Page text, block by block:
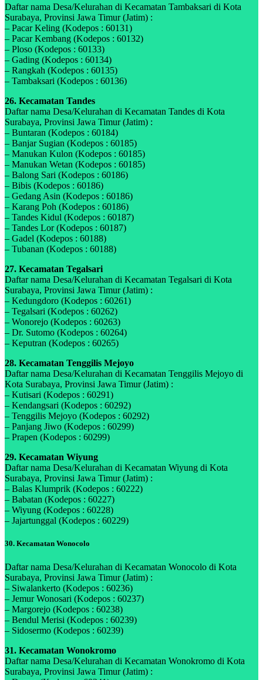
Daftar nama Desa/Kelurahan di Kecamatan Tambaksari di Kota
Surabaya, Provinsi Jawa Timur (Jatim) :
– Pacar Keling (Kodepos : 60131)
– Pacar Kembang (Kodepos : 60132)
– Ploso (Kodepos : 60133)
– Gading (Kodepos : 60134)
– Rangkah (Kodepos : 60135)
– Tambaksari (Kodepos : 60136)
26. Kecamatan Tandes
Daftar nama Desa/Kelurahan di Kecamatan Tandes di Kota
Surabaya, Provinsi Jawa Timur (Jatim) :
– Buntaran (Kodepos : 60184)
– Banjar Sugian (Kodepos : 60185)
– Manukan Kulon (Kodepos : 60185)
– Manukan Wetan (Kodepos : 60185)
– Balong Sari (Kodepos : 60186)
– Bibis (Kodepos : 60186)
– Gedang Asin (Kodepos : 60186)
– Karang Poh (Kodepos : 60186)
– Tandes Kidul (Kodepos : 60187)
– Tandes Lor (Kodepos : 60187)
– Gadel (Kodepos : 60188)
– Tubanan (Kodepos : 60188)
27. Kecamatan Tegalsari
Daftar nama Desa/Kelurahan di Kecamatan Tegalsari di Kota
Surabaya, Provinsi Jawa Timur (Jatim) :
– Kedungdoro (Kodepos : 60261)
– Tegalsari (Kodepos : 60262)
– Wonorejo (Kodepos : 60263)
– Dr. Sutomo (Kodepos : 60264)
– Keputran (Kodepos : 60265)
28. Kecamatan Tenggilis Mejoyo
Daftar nama Desa/Kelurahan di Kecamatan Tenggilis Mejoyo di
Kota Surabaya, Provinsi Jawa Timur (Jatim) :
– Kutisari (Kodepos : 60291)
– Kendangsari (Kodepos : 60292)
– Tenggilis Mejoyo (Kodepos : 60292)
– Panjang Jiwo (Kodepos : 60299)
– Prapen (Kodepos : 60299)
29. Kecamatan Wiyung
Daftar nama Desa/Kelurahan di Kecamatan Wiyung di Kota
Surabaya, Provinsi Jawa Timur (Jatim) :
– Balas Klumprik (Kodepos : 60222)
– Babatan (Kodepos : 60227)
– Wiyung (Kodepos : 60228)
– Jajartunggal (Kodepos : 60229)
30. Kecamatan Wonocolo
Daftar nama Desa/Kelurahan di Kecamatan Wonocolo di Kota
Surabaya, Provinsi Jawa Timur (Jatim) :
– Siwalankerto (Kodepos : 60236)
– Jemur Wonosari (Kodepos : 60237)
– Margorejo (Kodepos : 60238)
– Bendul Merisi (Kodepos : 60239)
– Sidosermo (Kodepos : 60239)
31. Kecamatan Wonokromo
Daftar nama Desa/Kelurahan di Kecamatan Wonokromo di Kota
Surabaya, Provinsi Jawa Timur (Jatim) :